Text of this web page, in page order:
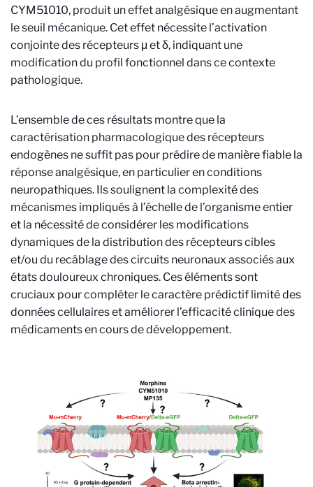
CYM51010, produit un effet analgésique en augmentant
le seuil mécanique. Cet effet nécessite l’activation
conjointe des récepteurs μ et δ, indiquant une
modification du profil fonctionnel dans ce contexte
pathologique.
L’ensemble de ces résultats montre que la
caractérisation pharmacologique des récepteurs
endogènes ne suffit pas pour prédire de manière fiable la
réponse analgésique, en particulier en conditions
neuropathiques. Ils soulignent la complexité des
mécanismes impliqués à l’échelle de l’organisme entier
et la nécessité de considérer les modifications
dynamiques de la distribution des récepteurs cibles
et/ou du recâblage des circuits neuronaux associés aux
états douloureux chroniques. Ces éléments sont
cruciaux pour compléter le caractère prédictif limité des
données cellulaires et améliorer l’efficacité clinique des
médicaments en cours de développement.